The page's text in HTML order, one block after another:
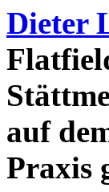
Dieter
auf
Praxis